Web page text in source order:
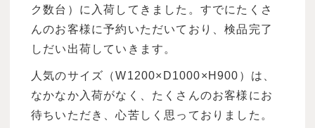
ク数台）に入荷してきました。すでにたくさ
んのお客様に予約いただいており、検品完了
しだい出荷していきます。
人気のサイズ（W1200×D1000×H900）は、
なかなか入荷がなく、たくさんのお客様にお
待ちいただき、心苦しく思っておりました。